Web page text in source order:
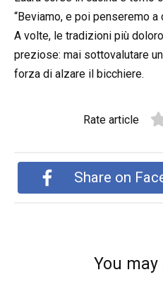
“Beviamo, e poi penseremo a
A volte, le tradizioni più
preziose: mai sottovalutare
forza di alzare il bicchiere.
Rate article
Share on
You